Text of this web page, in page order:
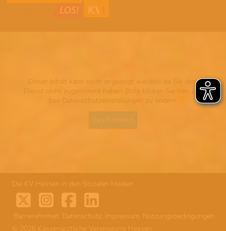
Dieser Inhalt kann nicht angezeigt werden, da Sie dem
Dienst nicht zugestimmt haben. Bitte klicken Sie hier, um
Ihre Datenschutzeinstellungen zu ändern.
Zustimmen
Die KV Hessen in den Sozialen Medien
Nutzungsbedingungen
Impressum
Datenschutz
Barrierefreiheit
© 2026 Kassenärztliche Vereinigung Hessen